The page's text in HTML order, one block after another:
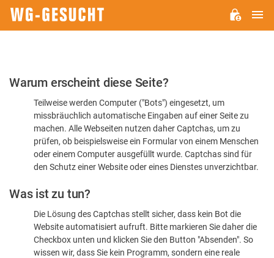
Bitte
dass
sind
Warum erscheint diese Seite?
Teilweise werden Computer ("Bots") eingesetzt, um
missbräuchlich automatische Eingaben auf einer Seite zu
machen. Alle Webseiten nutzen daher Captchas, um zu
prüfen, ob beispielsweise ein Formular von einem Menschen
oder einem Computer ausgefüllt wurde. Captchas sind für
den Schutz einer Website oder eines Dienstes unverzichtbar.
Was ist zu tun?
Die Lösung des Captchas stellt sicher, dass kein Bot die
Website automatisiert aufruft. Bitte markieren Sie daher die
Checkbox unten und klicken Sie den Button "Absenden". So
wissen wir, dass Sie kein Programm, sondern eine reale